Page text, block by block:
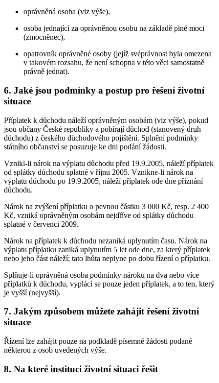
oprávněná osoba (viz výše),
osoba jednající za oprávněnou osobu na základě plné moci
(zmocněnec),
opatrovník oprávněné osoby (jejíž svéprávnost byla omezena
v takovém rozsahu, že není schopna v této věci samostatně
právně jednat).
6. Jaké jsou podmínky a postup pro řešení životní
situace
Příplatek k důchodu náleží oprávněným osobám (viz výše), pokud
jsou občany České republiky a pobírají důchod (stanovený druh
důchodu) z českého důchodového pojištění. Splnění podmínky
státního občanství se posuzuje ke dni podání žádosti.
Vznikl-li nárok na výplatu důchodu před 19.9.2005, náleží příplatek
od splátky důchodu splatné v říjnu 2005. Vznikne-li nárok na
výplatu důchodu po 19.9.2005, náleží příplatek ode dne přiznání
důchodu.
Nárok na zvýšení příplatku o pevnou částku 3 000 Kč, resp. 2 400
Kč, vzniká oprávněným osobám nejdříve od splátky důchodu
splatné v červenci 2009.
Nárok na příplatek k důchodu nezaniká uplynutím času. Nárok na
výplatu příplatku zaniká uplynutím 5 let ode dne, za který příplatek
nebo jeho část náleží; tato lhůta neplyne po dobu řízení o příplatku.
Splňuje-li oprávněná osoba podmínky nároku na dva nebo více
příplatků k důchodu, vyplácí se pouze jeden příplatek, a to ten, který
je vyšší (nejvyšší).
7. Jakým způsobem můžete zahájit řešení životní
situace
Řízení lze zahájit pouze na podkladě písemné žádosti podané
některou z osob uvedených výše.
8. Na které instituci životní situaci řešit